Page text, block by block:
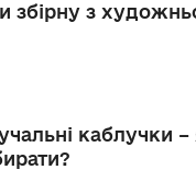
збірну з
каблучки –